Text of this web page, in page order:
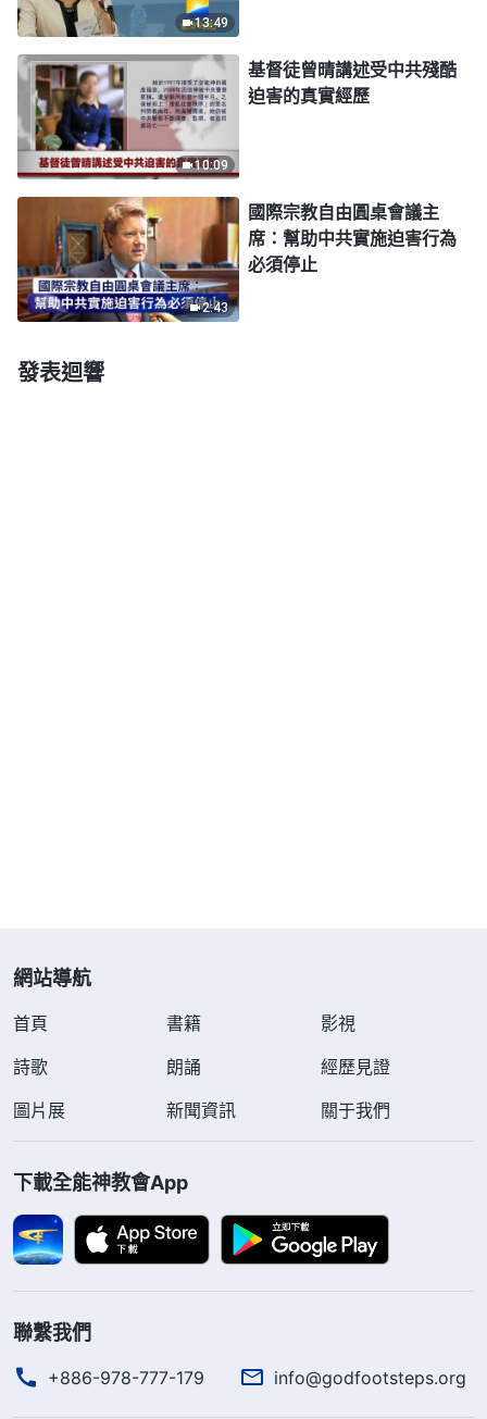
13:49
10:09
基督徒曾晴講述受中共殘酷
迫害的真實經歷
2:43
國際宗教自由圓桌會議主
席：幫助中共實施迫害行為
必須停止
發表迴響
網站導航
首頁 書籍
影視
詩歌
朗誦
經歷見證
圖片展
新聞資訊 關于我們
下載全能神教會App
聯繫我們
+886-978-777-179 info@godfootsteps.org